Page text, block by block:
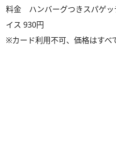
料金 ハンバーグつきスパゲッ
イス 930円
※カード利用不可、価格はすべ